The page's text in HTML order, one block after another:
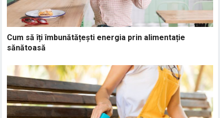
Cum să îți îmbunătățești energia prin alimentație
sănătoasă